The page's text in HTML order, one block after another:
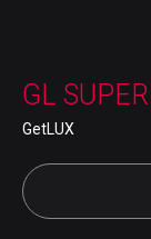
GL
GetLUX